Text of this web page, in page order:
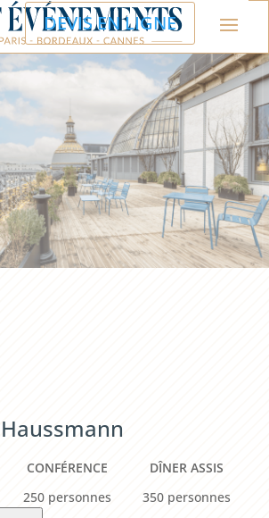
DEVIS EN LIGNE
CONFÉRENCE
250 personnes
DÎNER ASSIS
350 personnes